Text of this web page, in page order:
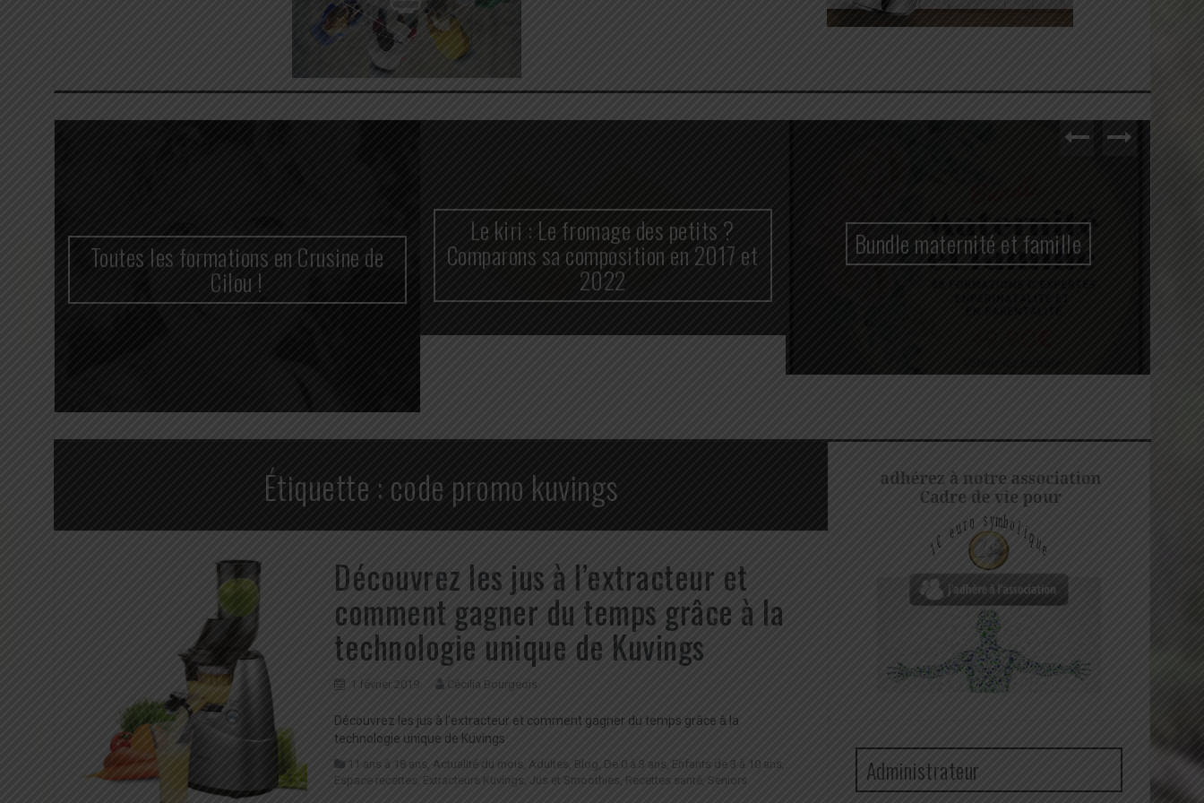
Toutes les formations en Crusine de
Cilou !
Le kiri : Le fromage des petits ?
Comparons sa composition en 2017 et
2022
Bundle maternité et famille
Étiquette : code promo kuvings
Découvrez les jus à l’extracteur et
comment gagner du temps grâce à la
technologie unique de Kuvings
1 février 2019 Cécilia Bourgeois
Découvrez les jus à l’extracteur et comment gagner du temps grâce à la
technologie unique de Kuvings
11 ans à 18 ans, Actualité du mois Adultes Blog , De 0 à 3 ans Enfants de 3 à 10 ans
Espace recettes Extracteurs Kuvings Jus et Smoothies, Recettes santé, Seniors Administrateur